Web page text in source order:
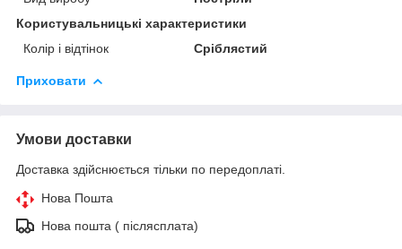
Користувальницькі характеристики
Колір і відтінок
Сріблястий
Приховати
Умови доставки
Доставка здійснюється тільки по передоплаті.
Нова Пошта
Нова пошта ( післясплата)